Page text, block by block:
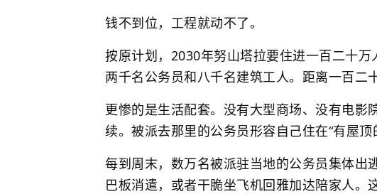
钱不到位，工程就动不了。
按原计划，2030年努山塔拉要住进一百二十
两千名公务员和八千名建筑工人。距离一百二
更惨的是生活配套。没有大型商场、没有电影
续。被派去那里的公务员形容自己住在“有屋顶
每到周末，数万名被派驻当地的公务员集体出
巴板消遣，或者干脆坐飞机回雅加达陪家人。